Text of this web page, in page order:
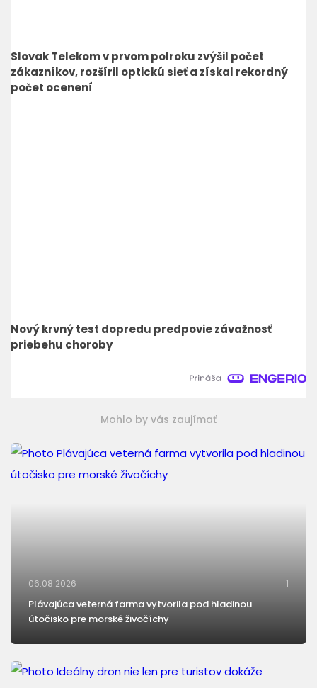
Slovak Telekom v prvom polroku zvýšil počet
zákazníkov, rozšíril optickú sieť a získal rekordný
počet ocenení
Nový krvný test dopredu predpovie závažnosť
priebehu choroby
Mohlo by vás zaujímať
06.08.2026 1
Plávajúca veterná farma vytvorila pod hladinou
útočisko pre morské živočíchy